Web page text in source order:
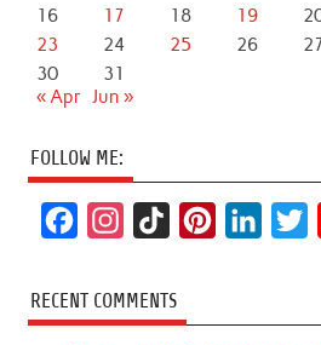
16
17 18 19
23
24 25 26
30
31
« Apr Jun »
FOLLOW ME:
c
e
s
t
k
T
t
k
t
RECENT COMMENTS